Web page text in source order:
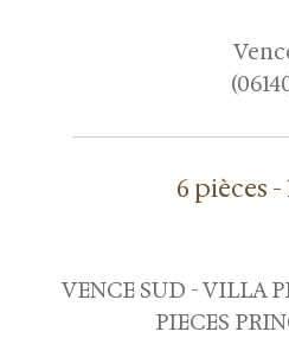
6 pièces -
VENCE SUD - VILLA
PIECES